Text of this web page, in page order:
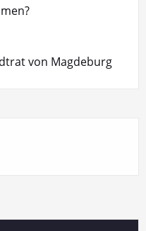
von Magdeburg